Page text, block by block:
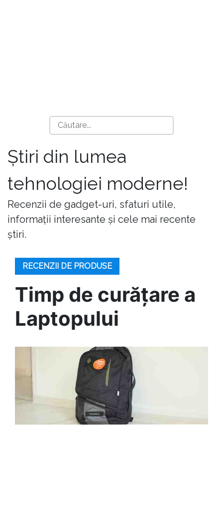
Știri din lumea
tehnologiei moderne!
Recenzii de gadget-uri, sfaturi utile,
informații interesante și cele mai recente
știri.
RECENZII DE PRODUSE
Timp de curățare a
Laptopului